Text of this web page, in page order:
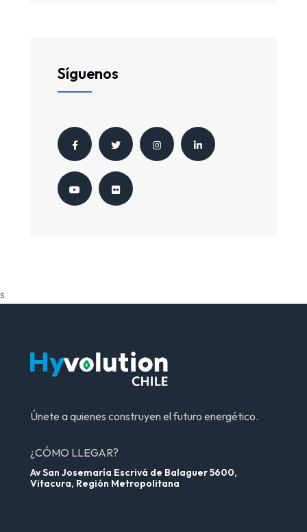
Síguenos
s
Únete a quienes construyen el futuro energético.
¿CÓMO LLEGAR?
Av San Josemaría Escrivá de Balaguer 5600,
Vitacura, Región Metropolitana